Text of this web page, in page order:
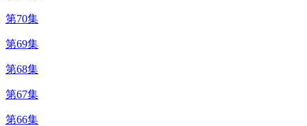
第70集
第69集
第68集
第67集
第66集